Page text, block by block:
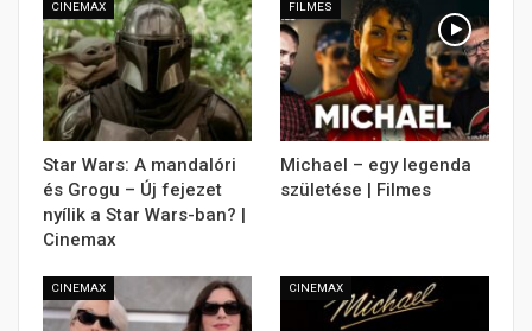
CINEMAX
Star Wars: A mandalóri
és Grogu – Új fejezet
nyílik a Star Wars-ban? |
Cinemax
FILMES
Michael – egy legenda
születése | Filmes
CINEMAX CINEMAX